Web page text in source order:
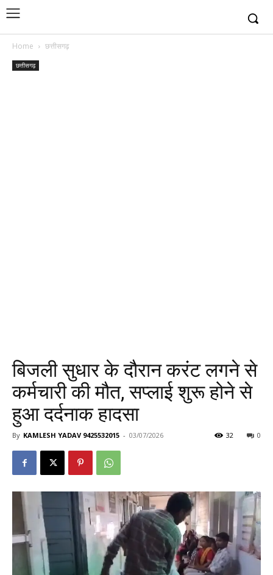
Home छत्तीसगढ़
छत्तीसगढ़
बिजली सुधार के दौरान करंट लगने से
कर्मचारी की मौत, सप्लाई शुरू होने से
हुआ दर्दनाक हादसा
By KAMLESH YADAV 9425532015 - 03/07/2026 0
32